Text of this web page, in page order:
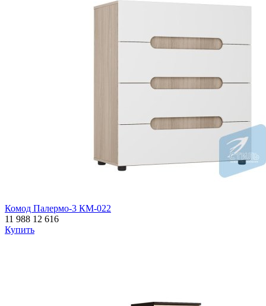
Комод Палермо-3 КМ-022
11 988 12 616
Купить